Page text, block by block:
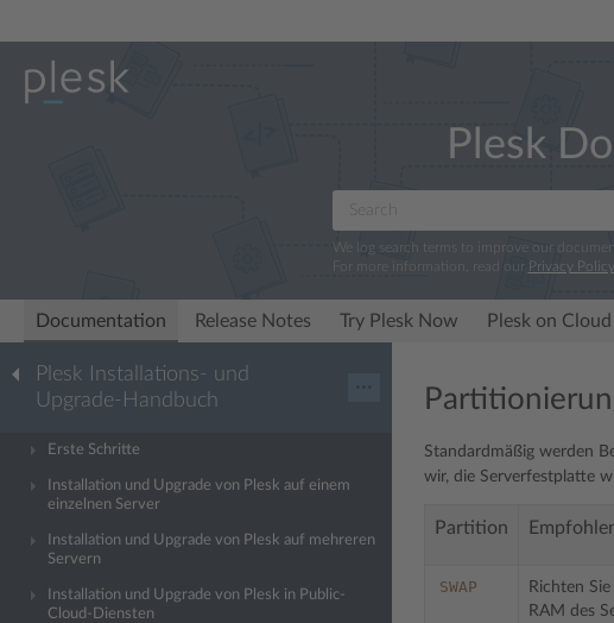
Plesk
We log search terms to improve our
For more information, read our Privacy Policy
Documentation Release Notes Try Plesk Now Plesk on Cloud
Plesk Installations- und
Upgrade-Handbuch
···
Erste Schritte
Installation und Upgrade von Plesk auf einem
einzelnen Server
Installation und Upgrade von Plesk auf mehreren
Servern
Installation und Upgrade von Plesk in Public-
Cloud-Diensten
Standardmäßig werden
wir, die Serverfestplatte
Partition
SWAP
Richten
RAM des